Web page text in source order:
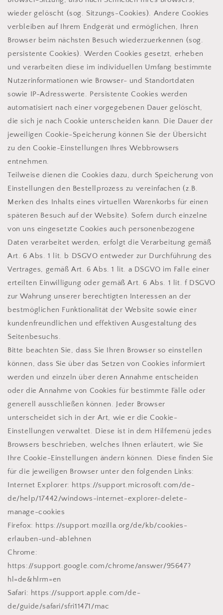
wieder gelöscht (sog. Sitzungs-Cookies). Andere Cookies
verbleiben auf Ihrem Endgerät und ermöglichen, Ihren
Browser beim nächsten Besuch wiederzuerkennen (sog.
persistente Cookies). Werden Cookies gesetzt, erheben
und verarbeiten diese im individuellen Umfang bestimmte
Nutzerinformationen wie Browser- und Standortdaten
sowie IP-Adresswerte. Persistente Cookies werden
automatisiert nach einer vorgegebenen Dauer gelöscht,
die sich je nach Cookie unterscheiden kann. Die Dauer der
jeweiligen Cookie-Speicherung können Sie der Übersicht
zu den Cookie-Einstellungen Ihres Webbrowsers
entnehmen.
Teilweise dienen die Cookies dazu, durch Speicherung von
Einstellungen den Bestellprozess zu vereinfachen (z.B.
Merken des Inhalts eines virtuellen Warenkorbs für einen
späteren Besuch auf der Website). Sofern durch einzelne
von uns eingesetzte Cookies auch personenbezogene
Daten verarbeitet werden, erfolgt die Verarbeitung gemäß
Art. 6 Abs. 1 lit. b DSGVO entweder zur Durchführung des
Vertrages, gemäß Art. 6 Abs. 1 lit. a DSGVO im Falle einer
erteilten Einwilligung oder gemäß Art. 6 Abs. 1 lit. f DSGVO
zur Wahrung unserer berechtigten Interessen an der
bestmöglichen Funktionalität der Website sowie einer
kundenfreundlichen und effektiven Ausgestaltung des
Seitenbesuchs.
Bitte beachten Sie, dass Sie Ihren Browser so einstellen
können, dass Sie über das Setzen von Cookies informiert
werden und einzeln über deren Annahme entscheiden
oder die Annahme von Cookies für bestimmte Fälle oder
generell ausschließen können. Jeder Browser
unterscheidet sich in der Art, wie er die Cookie-
Einstellungen verwaltet. Diese ist in dem Hilfemenü jedes
Browsers beschrieben, welches Ihnen erläutert, wie Sie
Ihre Cookie-Einstellungen ändern können. Diese finden Sie
für die jeweiligen Browser unter den folgenden Links:
Internet Explorer: https://support.microsoft.com/de-
de/help/17442/windows-internet-explorer-delete-
manage-cookies
Firefox: https://support.mozilla.org/de/kb/cookies-
erlauben-und-ablehnen
Chrome:
https://support.google.com/chrome/answer/95647?
hl=de&hlrm=en
Safari: https://support.apple.com/de-
de/guide/safari/sfri11471/mac